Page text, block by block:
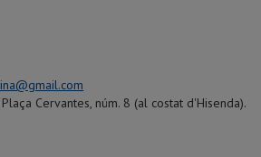
Cervantes, núm. 8 (al costat d'Hisenda).